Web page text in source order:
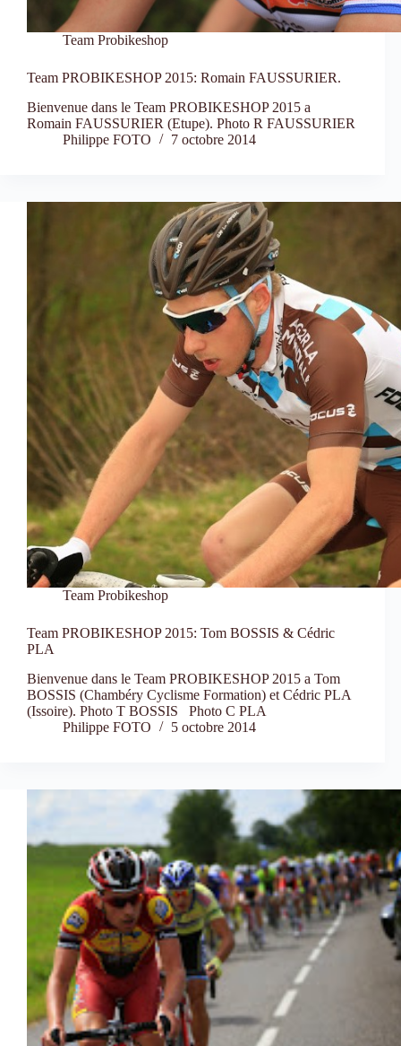
Team Probikeshop
Team PROBIKESHOP 2015: Romain FAUSSURIER.
Bienvenue dans le Team PROBIKESHOP 2015 a
Romain FAUSSURIER (Etupe). Photo R FAUSSURIER
Philippe FOTO
7 octobre 2014
Team Probikeshop
Team PROBIKESHOP 2015: Tom BOSSIS & Cédric
PLA
Bienvenue dans le Team PROBIKESHOP 2015 a Tom
BOSSIS (Chambéry Cyclisme Formation) et Cédric PLA
(Issoire). Photo T BOSSIS Photo C PLA
Philippe FOTO
5 octobre 2014